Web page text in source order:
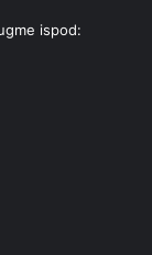
ispod: